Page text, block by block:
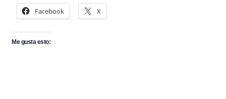
Facebook X
Me gusta esto: